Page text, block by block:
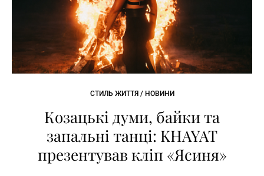
СТИЛЬ ЖИТТЯ / НОВИНИ
Козацькі думи, байки та
запальні танці: KHAYAT
презентував кліп «Ясиня»